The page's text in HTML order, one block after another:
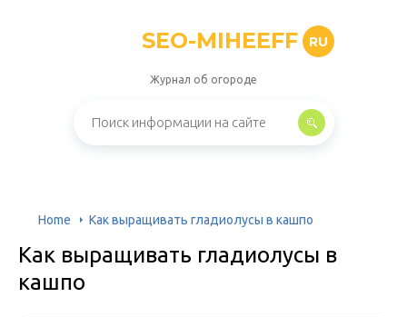
SEO-MIHEEFF RU
Журнал об огороде
Home Как выращивать гладиолусы в кашпо
Как выращивать гладиолусы в
кашпо